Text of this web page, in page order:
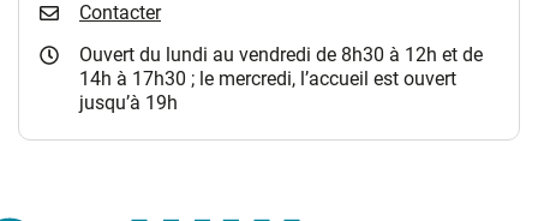
Contacter
Ouvert du lundi au vendredi de 8h30 à 12h et de
14h à 17h30 ; le mercredi, l’accueil est ouvert
jusqu’à 19h